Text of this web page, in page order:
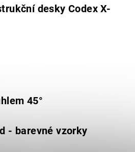
desky Codex X-
45°
- barevné vzorky